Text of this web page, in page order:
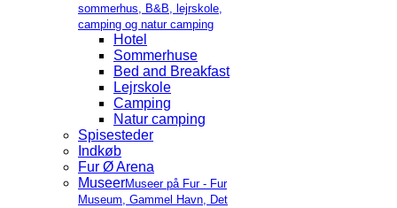
sommerhus, B&B, lejrskole,
camping og natur camping
Hotel
Sommerhuse
Bed and Breakfast
Lejrskole
Camping
Natur camping
Spisesteder
Indkøb
Fur Ø Arena
MuseerMuseer på Fur - Fur
Museum, Gammel Havn, Det